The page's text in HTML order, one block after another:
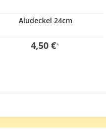
Aludeckel 24cm
4,50 €*